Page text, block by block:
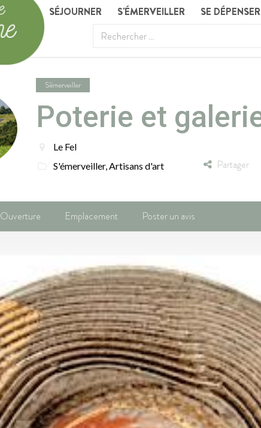
SÉJOURNER S'ÉMERVEILLER SE DÉPENSER
S'émerveiller
Poterie et
Le Fel
S'émerveiller,Artisans d'art Partager
Ouverture Emplacement Poster un avis